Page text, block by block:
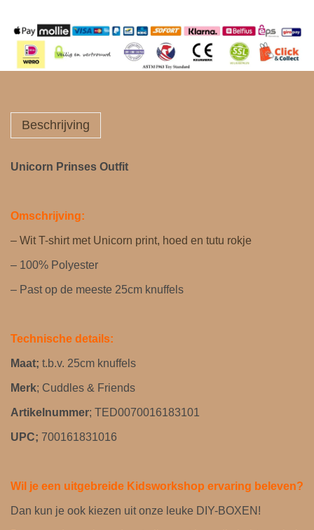
Beschrijving
Unicorn Prinses Outfit
Omschrijving:
– Wit T-shirt met Unicorn print, hoed en tutu rokje
– 100% Polyester
– Past op de meeste 25cm knuffels
Technische details:
Maat; t.b.v. 25cm knuffels
Merk; Cuddles & Friends
Artikelnummer; TED0070016183101
UPC; 700161831016
Wil je een uitgebreide Kidsworkshop ervaring beleven?
Dan kun je ook kiezen uit onze leuke DIY-BOXEN!